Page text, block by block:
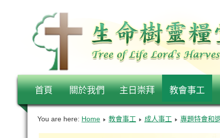
首頁 關於我們 主日崇拜 教會事工
You are here: Home 教會事工 成人事工 專題特會和